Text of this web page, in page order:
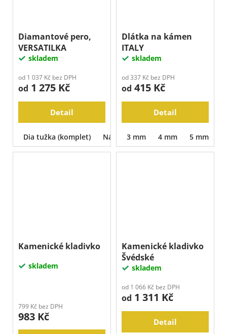
Diamantové pero,
VERSATILKA
skladem
od 1 037 Kč bez DPH
od 1 275 Kč
Detail
Dia tužka (komplet) Náhradní dia tuha
Dlátka na kámen
ITALY
skladem
od 337 Kč bez DPH
od 415 Kč
Detail
3 mm 4 mm 5 mm
Kamenické kladivko
skladem
799 Kč bez DPH
983 Kč
Kamenické kladivko
Švédské
skladem
od 1 066 Kč bez DPH
od 1 311 Kč
Detail